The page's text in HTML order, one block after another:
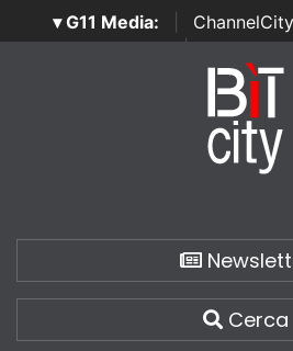
▾ G11 Media: ChannelCity
SecurityOpenLab | Italian
Italian
Cerca